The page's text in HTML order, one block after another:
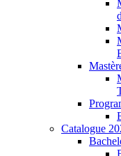
Catalogue